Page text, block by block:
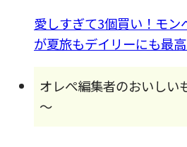
愛しすぎて3個買い！モン
が夏旅もデイリーにも最
オレぺ編集者のおいしい
～